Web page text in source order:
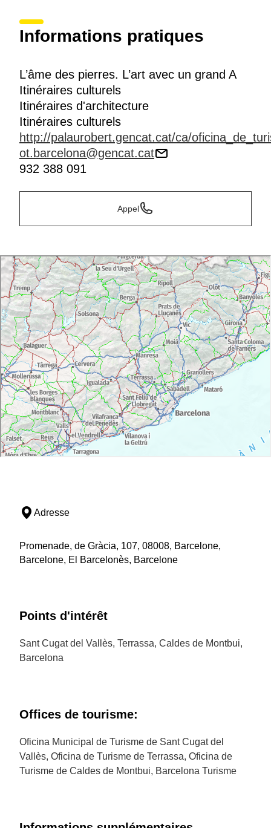
exceptionnels et discrets de
Requesens. Chaque mercredi, vendredi et samedi, ce
palais situé le long des anciens remparts vous
médiévale avec une visite des lieux, un menu inspiré
de la cuisine catalane des XIVe et XVe siècles ainsi
qu'un spectacle d'épées, de danse et de jonglerie.
Informations pratiques
L’âme des pierres. L’art avec un grand A
Itinéraires culturels
Itinéraires d'architecture
Itinéraires culturels
http://palaurobert.gencat.cat/ca/
ot.barcelona@gencat.cat
932 388 091
Appel
Adresse
Promenade, de Gràcia, 107, 08008, Barcelone,
Barcelone, El Barcelonès, Barcelone
Points d'intérêt
Sant Cugat del Vallès, Terrassa, Caldes de Montbui,
Barcelona
Offices de tourisme:
Oficina Municipal de Turisme de Sant Cugat del
Vallès, Oficina de Turisme de Terrassa, Oficina de
Turisme de Caldes de Montbui, Barcelona Turisme